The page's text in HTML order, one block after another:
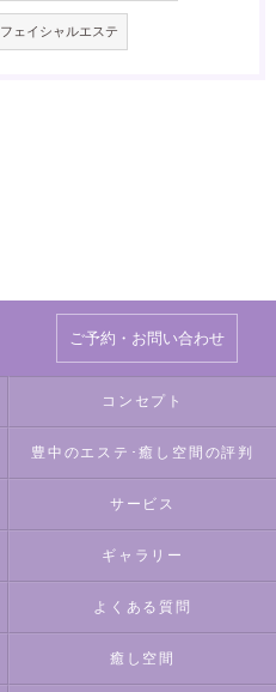
フェイシャルエステ
ご予約・お問い合わせ
コンセプト
豊中のエステ･癒し空間の評判
サービス
ギャラリー
よくある質問
癒し空間